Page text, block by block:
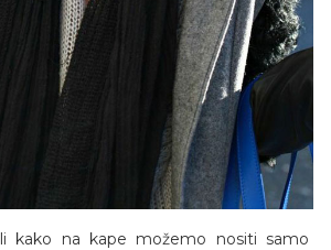
kako na kape možemo nositi samo